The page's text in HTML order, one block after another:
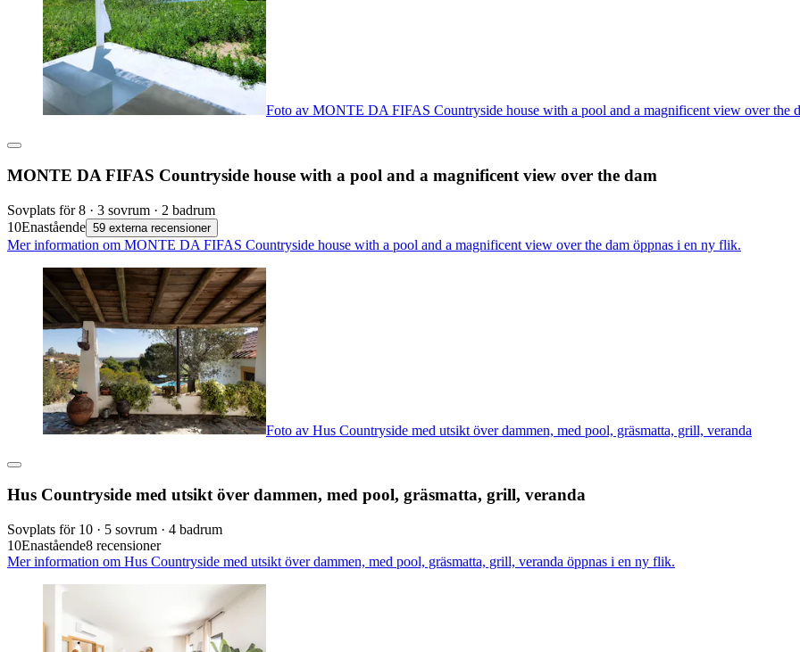
Foto av MONTE DA FIFAS Countryside house with a pool and a magnificent view over the
MONTE DA FIFAS Countryside house with a pool and a magnificent view over the dam
Sovplats för 8 · 3 sovrum · 2 badrum
10Enastående 59 externa recensioner
Mer information om MONTE DA FIFAS Countryside house with a pool and a magnificent view over the dam öppnas i en ny flik.
Foto av Hus Countryside med utsikt över dammen, med pool, gräsmatta, grill, veranda
Hus Countryside med utsikt över dammen, med pool, gräsmatta, grill, veranda
Sovplats för 10 · 5 sovrum · 4 badrum
10Enastående8 recensioner
Mer information om Hus Countryside med utsikt över dammen, med pool, gräsmatta, grill, veranda öppnas i en ny flik.